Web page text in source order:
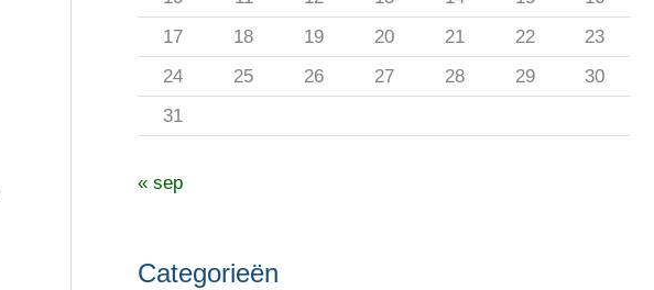
:
17
18 19 20 21 22
23
24
25 26 27 28 29
30
31
« sep
Categorieën